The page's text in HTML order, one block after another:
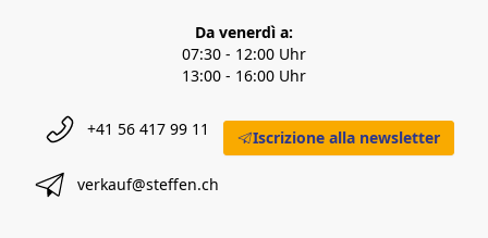
Da venerdì a:
07:30 - 12:00 Uhr
13:00 - 16:00 Uhr
+41 56 417 99 11
verkauf@steffen.ch
Iscrizione alla newsletter